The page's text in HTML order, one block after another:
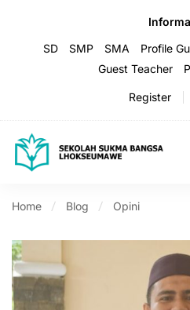
SD
SMP SMA Profile
Guest Teacher
Register
Home Blog Opini